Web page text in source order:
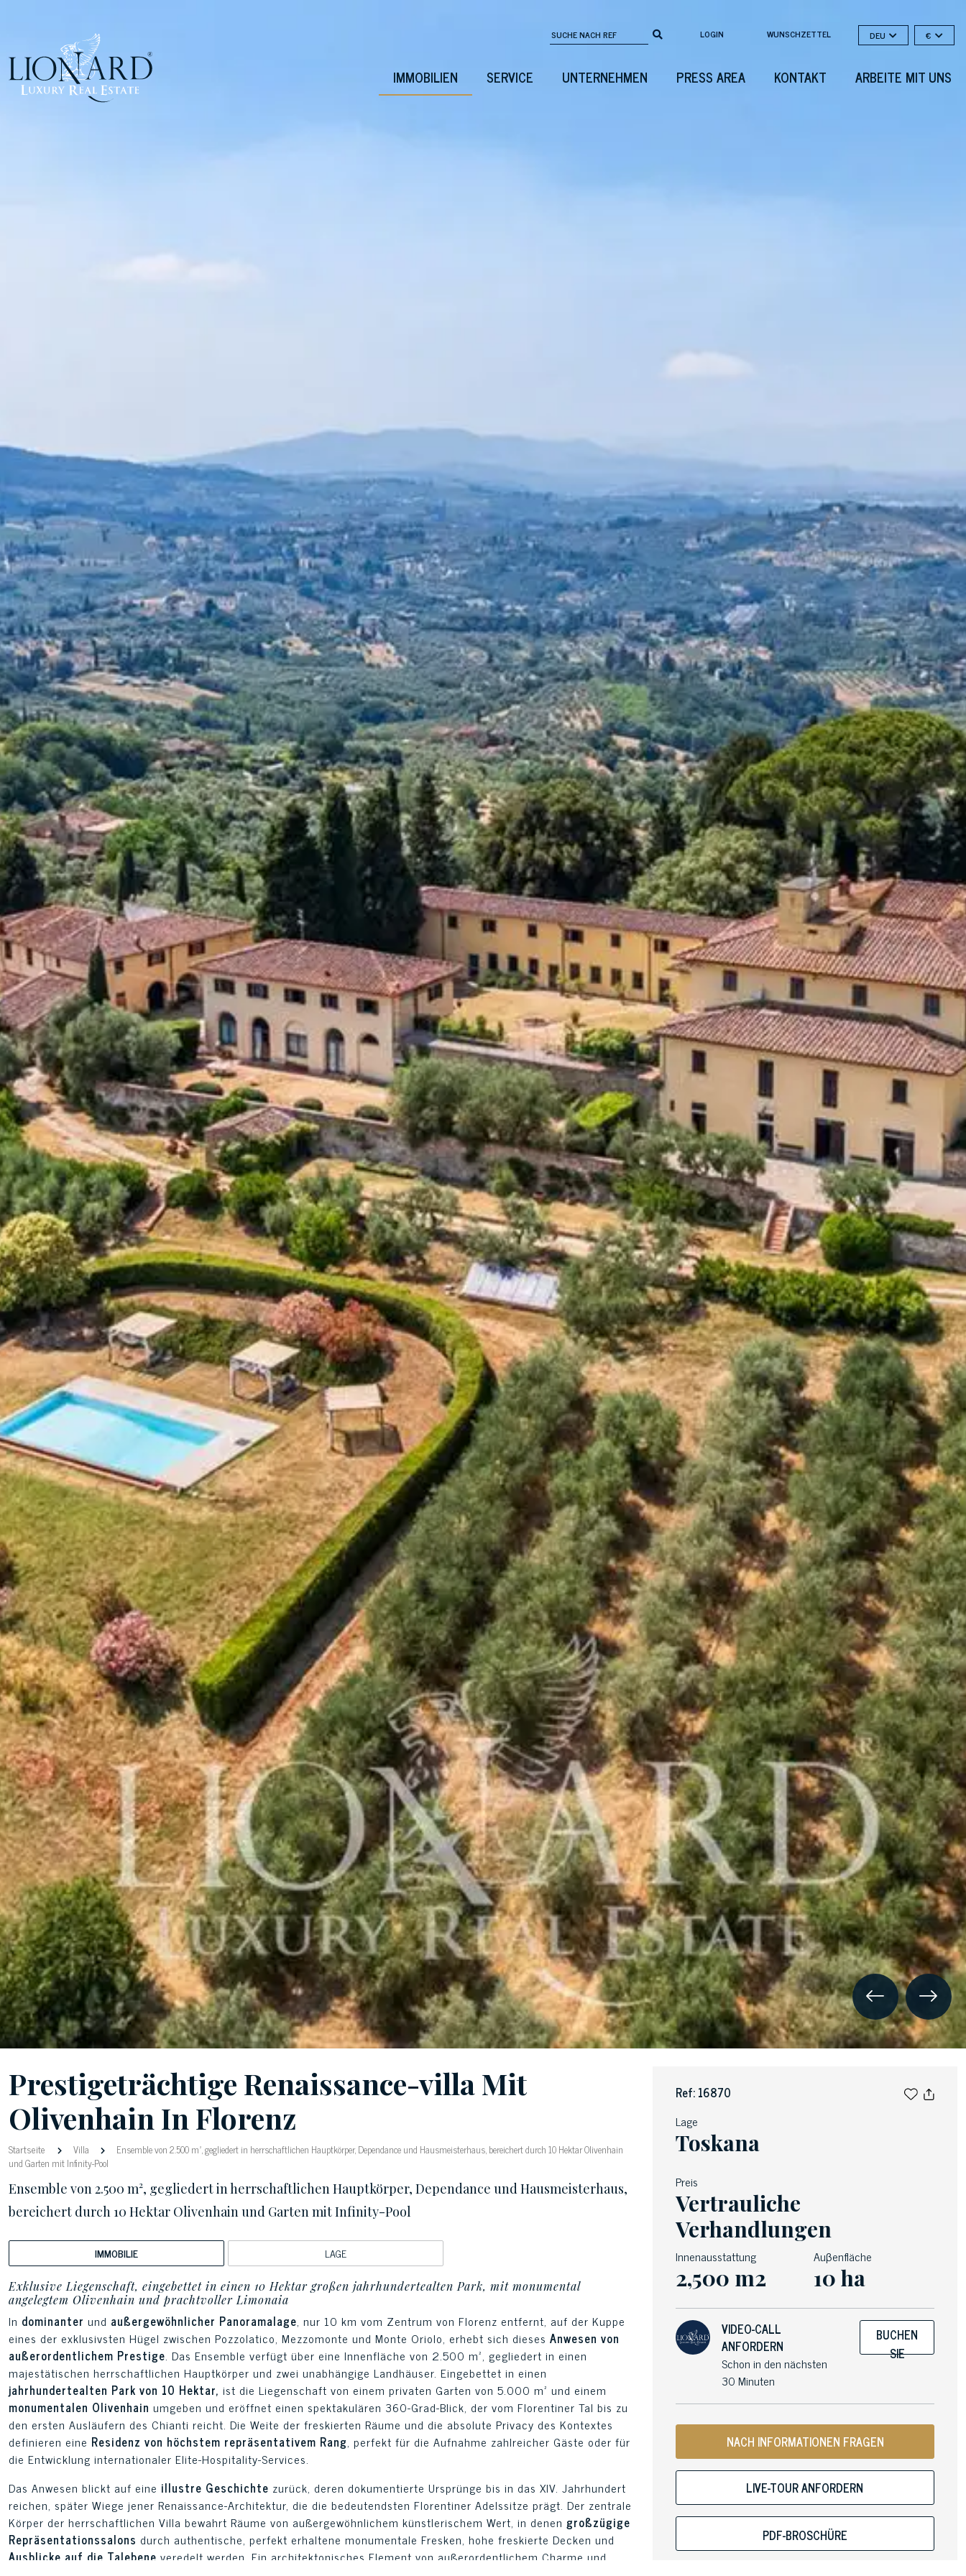
LOGIN WUNSCHZETTEL DEU €
IMMOBILIEN SERVICE UNTERNEHMEN PRESS AREA KONTAKT ARBEITE MIT UNS
Prestigeträchtige Renaissance-villa Mit
Olivenhain In Florenz
Startseite Villa
Ensemble von 2.500 m², gegliedert in herrschaftlichen Hauptkörper, Dependance und Hausmeisterhaus, bereichert durch 10 Hektar Olivenhain
und Garten mit Infinity-Pool
Ensemble von 2.500 m², gegliedert in herrschaftlichen Hauptkörper, Dependance und Hausmeisterhaus,
bereichert durch 10 Hektar Olivenhain und Garten mit Infinity-Pool
IMMOBILIE LAGE
Exklusive Liegenschaft, eingebettet in einen 10 Hektar großen jahrhundertealten Park, mit monumental
angelegtem Olivenhain und prachtvoller Limonaia
In dominanter und außergewöhnlicher Panoramalage, nur 10 km vom Zentrum von Florenz entfernt, auf der Kuppe
eines der exklusivsten Hügel zwischen Pozzolatico, Mezzomonte und Monte Oriolo, erhebt sich dieses Anwesen von
außerordentlichem Prestige. Das Ensemble verfügt über eine Innenfläche von 2.500 m², gegliedert in einen
majestätischen herrschaftlichen Hauptkörper und zwei unabhängige Landhäuser. Eingebettet in einen
jahrhundertealten Park von 10 Hektar, ist die Liegenschaft von einem privaten Garten von 5.000 m² und einem
monumentalen Olivenhain umgeben und eröffnet einen spektakulären 360-Grad-Blick, der vom Florentiner Tal bis zu
den ersten Ausläufern des Chianti reicht. Die Weite der freskierten Räume und die absolute Privacy des Kontextes
definieren eine Residenz von höchstem repräsentativem Rang, perfekt für die Aufnahme zahlreicher Gäste oder für
die Entwicklung internationaler Elite-Hospitality-Services.
Das Anwesen blickt auf eine illustre Geschichte zurück, deren dokumentierte Ursprünge bis in das XIV. Jahrhundert
reichen, später Wiege jener Renaissance-Architektur, die die bedeutendsten Florentiner Adelssitze prägt. Der zentrale
Körper der herrschaftlichen Villa bewahrt Räume von außergewöhnlichem künstlerischem Wert, in denen großzügige
Repräsentationssalons durch authentische, perfekt erhaltene monumentale Fresken, hohe freskierte Decken und
Ausblicke auf die Talebene veredelt werden. Ein architektonisches Element von außerordentlichem Charme und
Ref: 16870
Lage
Toskana
Preis
Vertrauliche
Verhandlungen
Innenausstattung
2,500 m2
Auβenfläche
10 ha
VIDEO-CALL
ANFORDERN
Schon in den nächsten
30 Minuten
BUCHEN
SIE
NACH INFORMATIONEN FRAGEN
LIVE-TOUR ANFORDERN
PDF-BROSCHÜRE